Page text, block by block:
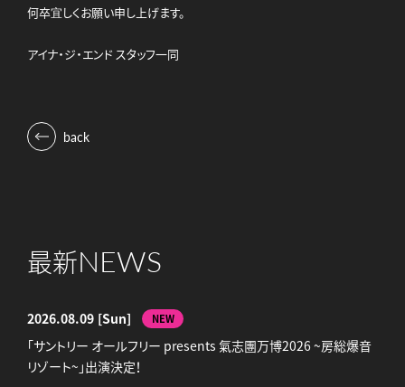
何卒宜しくお願い申し上げます。
アイナ・ジ・エンド スタッフ一同
back
最新NEWS
2026.08.09 [Sun] NEW
「サントリー オールフリー presents 氣志團万博2026 ~房総爆音
リゾート~」出演決定！